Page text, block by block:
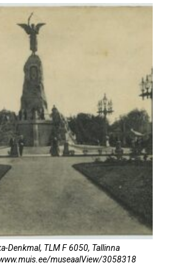
Denkmal, TLM F 6050, Tallinna
museaalView/3058318